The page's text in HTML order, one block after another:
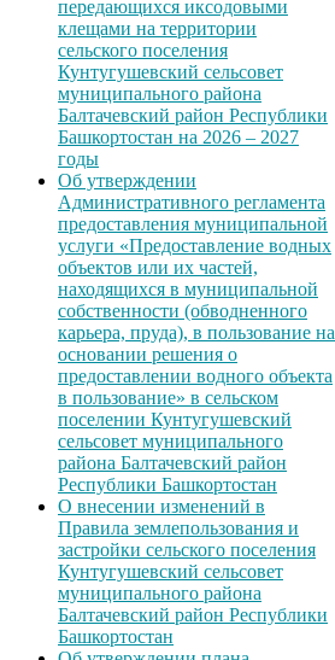
передающихся иксодовыми
клещами на территории
сельского поселения
Кунтугушевский сельсовет
муниципального района
Балтачевский район Республики
Башкортостан на 2026 – 2027
годы
Об утверждении
Административного регламента
предоставления муниципальной
услуги «Предоставление водных
объектов или их частей,
находящихся в муниципальной
собственности (обводненного
карьера, пруда), в пользование на
основании решения о
предоставлении водного объекта
в пользование» в сельском
поселении Кунтугушевский
сельсовет муниципального
района Балтачевский район
Республики Башкортостан
О внесении изменений в
Правила землепользования и
застройки сельского поселения
Кунтугушевский сельсовет
муниципального района
Балтачевский район Республики
Башкортостан